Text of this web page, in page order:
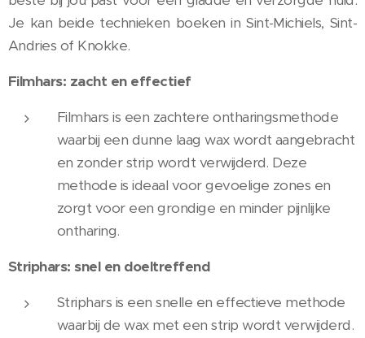
Je kan beide technieken boeken in Sint-Michiels, Sint-
Andries of Knokke.
Filmhars: zacht en effectief
Filmhars is een zachtere ontharingsmethode
waarbij een dunne laag wax wordt aangebracht
en zonder strip wordt verwijderd. Deze
methode is ideaal voor gevoelige zones en
zorgt voor een grondige en minder pijnlijke
ontharing.
Striphars: snel en doeltreffend
Striphars is een snelle en effectieve methode
waarbij de wax met een strip wordt verwijderd.